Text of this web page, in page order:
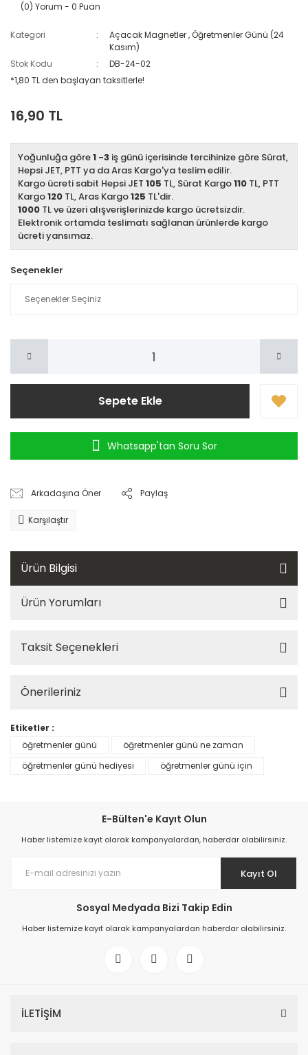
(0) Yorum - 0 Puan
Kategori Açacak Magnetler,Öğretmenler Günü (24
Kasım)
Stok Kodu
DB-24-02
*1,80 TL den başlayan taksitlerle!
16,90 TL
Yoğunluğa göre1 -3 iş günü içerisinde tercihinize göre Sürat,
Hepsi JET, PTT ya da Aras Kargo'ya teslim edilir.
Kargo ücreti sabit Hepsi JET 105 TL, Sürat Kargo110 TL, PTT
Kargo120 TL, Aras Kargo125 TL'dir.
1000 TL ve üzeri alışverişlerinizde kargo ücretsizdir.
Elektronik ortamda teslimatı sağlanan ürünlerde kargo
ücreti yansımaz.
Seçenekler
Sepete Ekle
Whatsapp'tan Soru Sor
Arkadaşına Öner Paylaş
Karşılaştır
Ürün Bilgisi
Ürün Yorumları
Taksit Seçenekleri
Önerileriniz
Etiketler :
öğretmenler günü
öğretmenler günü ne zaman
öğretmenler günü hediyesi
öğretmenler günü için
E-Bülten'e Kayıt Olun
Haber listemize kayıt olarak kampanyalardan, haberdar olabilirsiniz.
Kayıt Ol
Sosyal Medyada Bizi Takip Edin
Haber listemize kayıt olarak kampanyalardan haberdar olabilirsiniz.
İLETİŞİM